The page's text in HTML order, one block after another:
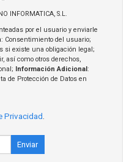
INFORMATICA, S.L.
por el usuario y enviarle
: Consentimiento del usuario;
si existe una obligación legal;
así como otros derechos,
Información Adicional :
de Protección de Datos en
Privacidad
Enviar